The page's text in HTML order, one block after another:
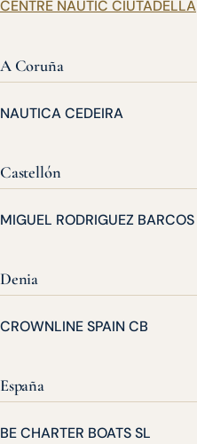
CENTRE NAUTIC CIUTADELLA
A Coruña
NAUTICA CEDEIRA
Castellón
MIGUEL RODRIGUEZ BARCOS
Denia
CROWNLINE SPAIN CB
España
BE CHARTER BOATS SL